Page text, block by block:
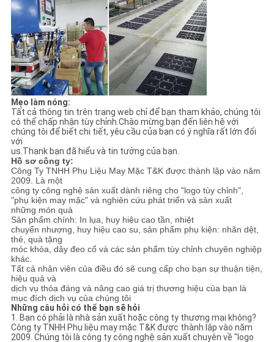
Mẹo làm nóng:
Tất cả thông tin trên trang web chỉ để bạn tham khảo, chúng tôi
có thể chấp nhận tùy chỉnh.Chào mừng bạn đến liên hệ với
chúng tôi để biết chi tiết, yêu cầu của bạn có ý nghĩa rất lớn đối
với
us.Thank bạn đã hiểu và tin tưởng của bạn.
Hồ sơ công ty:
Công Ty TNHH Phụ Liệu May Mặc T&K được thành lập vào năm
2009. Là một
công ty công nghệ sản xuất dành riêng cho "logo tùy chỉnh",
"phụ kiện may mặc" và nghiên cứu phát triển và sản xuất
những món quà
Sản phẩm chính: In lụa, huy hiệu cao tần, nhiệt
chuyển nhượng, huy hiệu cao su, sản phẩm phụ kiện: nhãn dệt,
thẻ, quà tặng
móc khóa, dây đeo cổ và các sản phẩm tùy chỉnh chuyên nghiệp
khác.
Tất cả nhân viên của điều đó sẽ cung cấp cho bạn sự thuận tiện,
hiệu quả và
dịch vụ thỏa đáng và nâng cao giá trị thương hiệu của bạn là
mục đích dịch vụ của chúng tôi
Những câu hỏi có thể bạn sẽ hỏi
1. Bạn có phải là nhà sản xuất hoặc công ty thương mại không?
Công ty TNHH Phụ liệu may mặc T&K được thành lập vào năm
2009. Chúng tôi là công ty công nghệ sản xuất chuyên về "logo